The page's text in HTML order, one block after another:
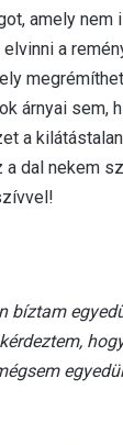
amely nem
a
árnyai sem,
a
dal nekem
bíztam
egyedül